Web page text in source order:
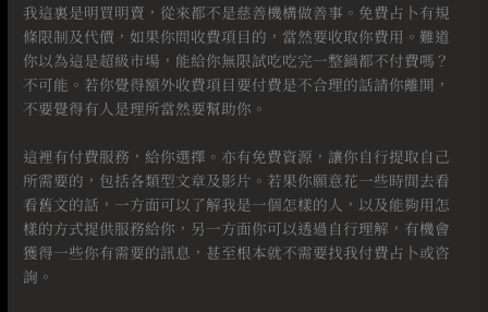
我這裏是明買明賣，從來都不是慈善機構做善事。免費占卜有規
條限制及代價，如果你問收費項目的，當然要收取你費用。難道
你以為這是超級市場，能給你無限試吃吃完一整鍋都不付費嗎？
不可能。若你覺得額外收費項目要付費是不合理的話請你離開，
不要覺得有人是理所當然要幫助你。
這裡有付費服務，給你選擇。亦有免費資源，讓你自行提取自己
所需要的，包括各類型文章及影片。若果你願意花一些時間去看
看舊文的話，一方面可以了解我是一個怎樣的人，以及能夠用怎
樣的方式提供服務給你，另一方面你可以透過自行理解，有機會
獲得一些你有需要的訊息，甚至根本就不需要找我付費占卜或咨
詢。